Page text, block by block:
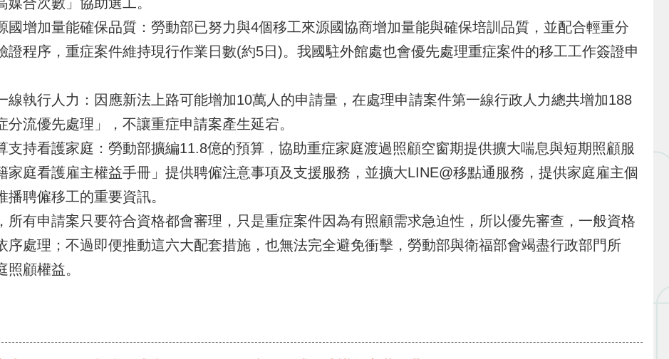
合次數」協助選工。
加量能確保品質：勞動部已努力與4個移工來源國協商增加量能與確保培訓品質，並配合輕重分
證程序，重症案件維持現行作業日數(約5日)。我國駐外館處也會優先處理重症案件的移工工作簽證申
行人力：因應新法上路可能增加10萬人的申請量，在處理申請案件第一線行政人力總共增加188
分流優先處理」，不讓重症申請案產生延宕。
看護家庭：勞動部擴編11.8億的預算，協助重症家庭渡過照顧空窗期提供擴大喘息與短期照顧服
家庭看護雇主權益手冊」提供聘僱注意事項及支援服務，並擴大LINE@移點通服務，提供家庭雇主個
播聘僱移工的重要資訊。
申請案只要符合資格都會審理，只是重症案件因為有照顧需求急迫性，所以優先審查，一般資格
序處理；不過即便推動這六大配套措施，也無法完全避免衝擊，勞動部與衛福部會竭盡行政部門所
顧權益。